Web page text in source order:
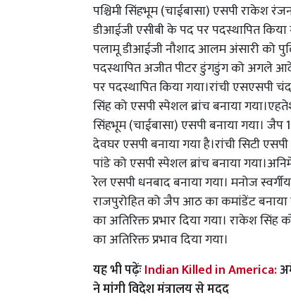
पश्चिमी सिंहभूम (चाईबासा) एसपी राकेश
डीआईजी एसीबी के पद पर पदस्थापित
पलामू डीआईजी नौशाद आलम अंसारी को
पदस्थापित अजीत पीटर डुंगडुंग को अगले
पर पदस्थापित किया गया।रांची एसएसपी
सिंह को एसपी स्पेशल ब्रांच बनाया
सिंहभूम (चाईबासा) एसपी बनाया गया।
देवघर एसपी बनाया गया है।रांची सिटी
पांडे को एसपी स्पेशल ब्रांच बनाया
रेल एसपी धनबाद बनाया गया। मनोज
राजपुरोहित को जैप आठ का कमांडेंट बनाया
का अतिरिक्त प्रभार दिया गया। राकेश
का अतिरिक्त प्रभाव दिया गया।
यह भी पढ़ेंःIndian Killed in America:
ने मांगी विदेश मंत्रालय से मदद